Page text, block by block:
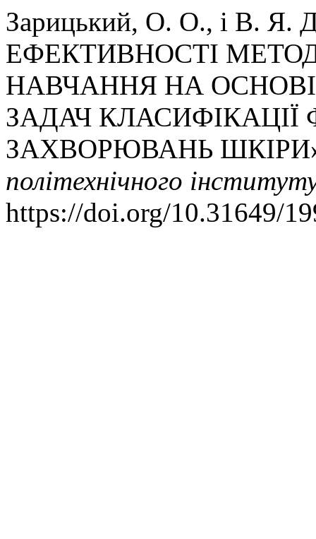
Зарицький, О. О., і В.
ЕФЕКТИВНОСТІ
НАВЧАННЯ НА
ЗАДАЧ
ЗАХВОРЮВАНЬ
політехнічного
https://doi.org/10.31649/